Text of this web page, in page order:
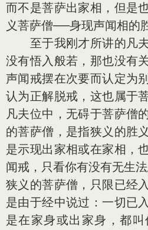
而不是菩萨出家相，但是
义菩萨僧──身现声闻相的
至于我刚才所讲的凡夫
没有悟入般若，那也没有
声闻戒摆在次要而认定为
认为正解脱戒，这也属于
凡夫位中，无碍于菩萨僧
的菩萨僧，是指狭义的胜
是示现出家相或在家相，
闻戒，只看你有没有无生
狭义的菩萨僧，只限已经
是由于经中说过：一切已
是在家身或出家身，都